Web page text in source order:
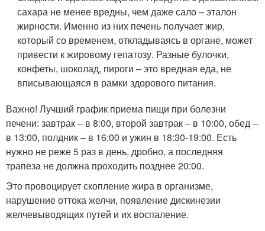
сахара не менее вредны, чем даже сало – эталон
жирности. Именно из них печень получает жир,
который со временем, откладываясь в органе, может
привести к жировому гепатозу. Разные булочки,
конфеты, шоколад, пироги – это вредная еда, не
вписывающаяся в рамки здорового питания.
Важно! Лучший график приема пищи при болезни
печени: завтрак – в 8:00, второй завтрак – в 10:00, обед –
в 13:00, полдник – в 16:00 и ужин в 18:30-19:00. Есть
нужно не реже 5 раз в день, дробно, а последняя
трапеза не должна проходить позднее 20:00.
Это провоцирует скопление жира в организме,
нарушение оттока желчи, появление дискинезии
желчевыводящих путей и их воспаление.